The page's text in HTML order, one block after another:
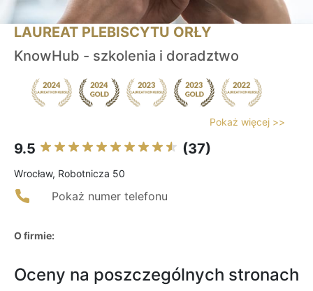
LAUREAT PLEBISCYTU ORŁY
KnowHub - szkolenia i doradztwo
Pokaż więcej >>
9.5 (37)
Wrocław, Robotnicza 50
Pokaż numer telefonu
O firmie:
Oceny na poszczególnych stronach